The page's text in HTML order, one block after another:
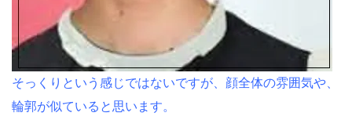
そっくりという感じではないですが、顔全体の雰囲気や、
輪郭が似ていると思います。